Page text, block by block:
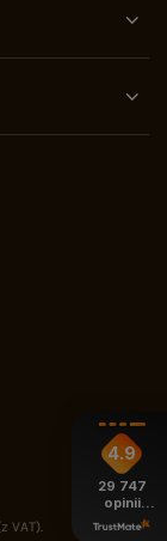
VAT).
4.9
29 747
opinii
z całego